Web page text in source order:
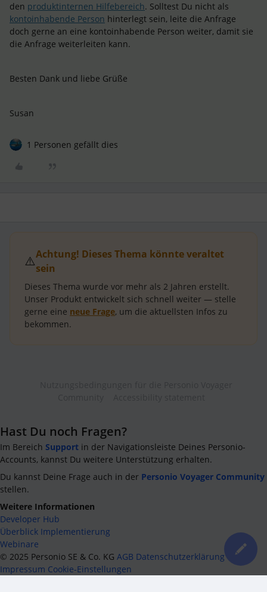
den produktinternen Hilfebereich. Solltest Du nicht als
kontoinhabende Person hinterlegt sein, leite die Anfrage
doch gerne an eine kontoinhabende Person weiter, damit sie
die Anfrage weiterleiten kann.
Besten Dank und liebe Grüße
Susan
1 Personen gefällt dies
⚠️Achtung! Dieses Thema könnte veraltet
sein
Dieses Thema wurde vor mehr als 2 Jahren erstellt.
Unser Produkt entwickelt sich schnell weiter — stelle
gerne eine neue Frage, um die aktuellsten Infos zu
bekommen.
Hast Du noch Fragen?
Im Bereich Support in der Navigationsleiste Deines Personio-
Accounts, kannst Du weitere Unterstützung erhalten.
Du kannst Deine Frage auch in der Personio Voyager Community
stellen.
Weitere Informationen
Developer Hub
Überblick Implementierung
Webinare
© 2025 Personio SE & Co. KG AGB Datenschutzerklärung
Impressum Cookie-Einstellungen